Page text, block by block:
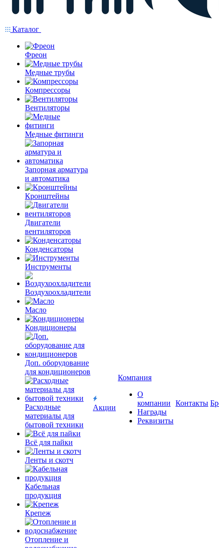
Каталог
Фреон
Медные трубы
Компрессоры
Вентиляторы
Медные фитинги
Запорная арматура
и автоматика
Кронштейны
Двигатели
вентиляторов
Конденсаторы
Инструменты
Воздухоохладители
Масло
Кондиционеры
Доп. оборудование
для кондиционеров
Расходные
материалы для
бытовой техники
Всё для пайки
Ленты и скотч
Кабельная
продукция
Крепеж
Отопление и
Акции
Компания
О
компании
Награды
Реквизиты
Контакты